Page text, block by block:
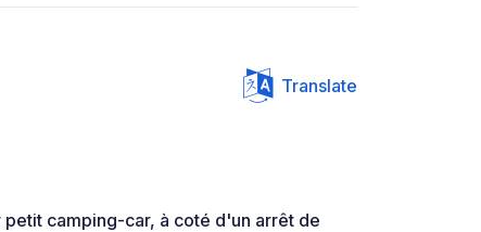
Translate
camping-car, à coté d'un arrêt de